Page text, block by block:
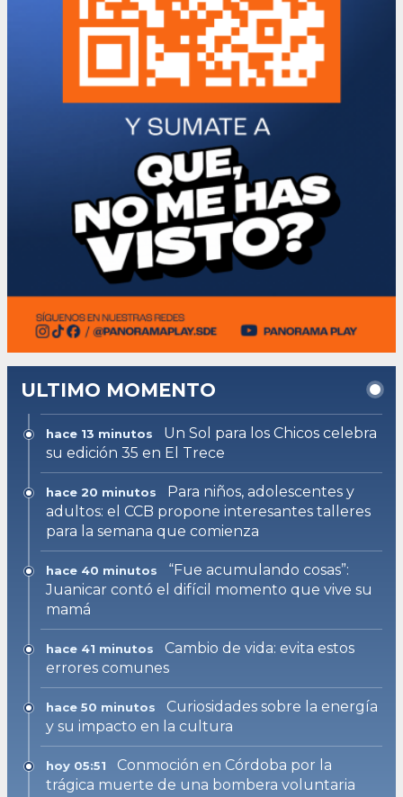
ULTIMO MOMENTO
hace 13 minutos
Un Sol para los Chicos celebra
su edición 35 en El Trece
hace 20 minutos
Para niños, adolescentes y
adultos: el CCB propone interesantes talleres
para la semana que comienza
hace 40 minutos
“Fue acumulando cosas”:
Juanicar contó el difícil momento que vive su
mamá
hace 41 minutos
Cambio de vida: evita estos
errores comunes
hace 50 minutos
Curiosidades sobre la energía
y su impacto en la cultura
hoy 05:51
Conmoción en Córdoba por la
trágica muerte de una bombera voluntaria